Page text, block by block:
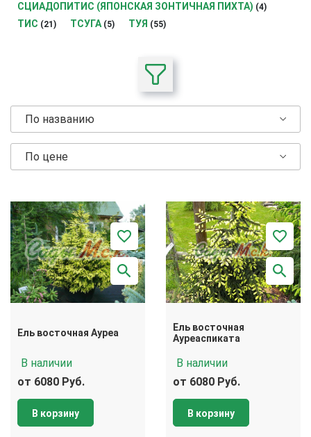
СЦИАДОПИТИС (ЯПОНСКАЯ ЗОНТИЧНАЯ ПИХТА) (4)
ТИС (21) ТСУГА (5) ТУЯ (55)
По названию
По цене
Ель восточная Ауреа
В наличии
от 6080 Руб.
В корзину
Ель восточная
Ауреаспиката
В наличии
от 6080 Руб.
В корзину